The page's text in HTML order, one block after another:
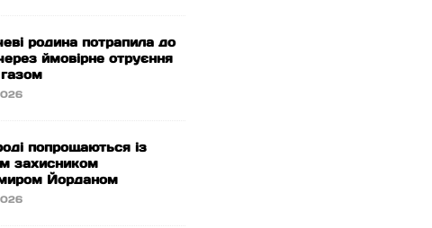
родина потрапила до
ймовірне отруєння
попрощаються із
захисником
Йорданом